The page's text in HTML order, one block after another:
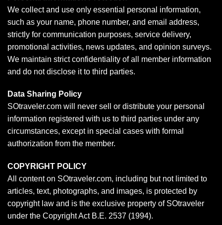
We collect and use only essential personal information,
such as your name, phone number, and email address,
strictly for communication purposes, service delivery,
promotional activities, news updates, and opinion surveys.
We maintain strict confidentiality of all member information
and do not disclose it to third parties.
Data Sharing Policy
SOtraveler.com will never sell or distribute your personal
information registered with us to third parties under any
circumstances, except in special cases with formal
authorization from the member.
COPYRIGHT POLICY
All content on SOtraveler.com, including but not limited to
articles, text, photographs, and images, is protected by
copyright law and is the exclusive property of SOtraveler
under the Copyright Act B.E. 2537 (1994).